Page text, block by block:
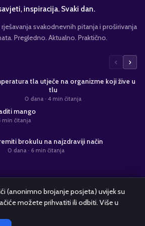
inspiracija. Svaki dan.
svakodnevnih pitanja i proširivanja
Pregledno. Aktualno. Praktično.
‹ ›
tla utječe na organizme koji žive u
tlu
0 dana · 4 min čitanja
mango
min čitanja
brokulu na najzdraviji način
0 dana · 6 min čitanja
OglašavanjePolitika kolačićaPravila privatnosti
(anonimno brojanje posjeta) uvijek su
možete prihvatiti ili odbiti. Više u